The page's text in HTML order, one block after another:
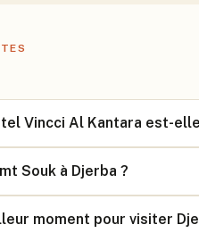
Vincci Al Kantara est-
Souk à Djerba ?
moment pour visiter